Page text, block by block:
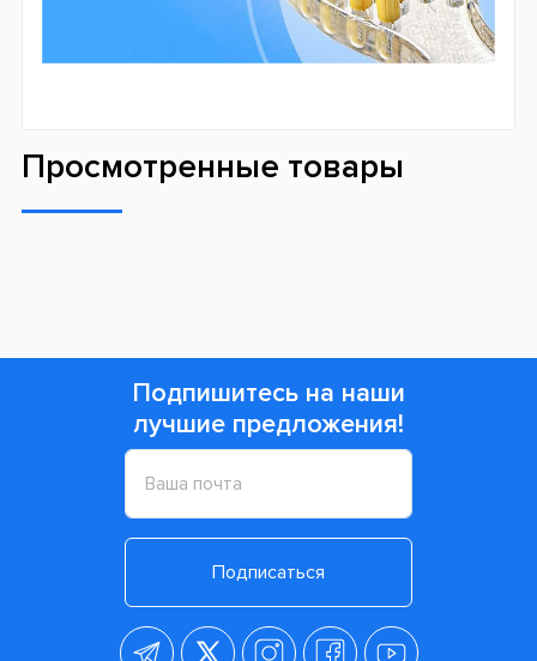
Просмотренные товары
Подпишитесь на наши
лучшие предложения!
Подписаться